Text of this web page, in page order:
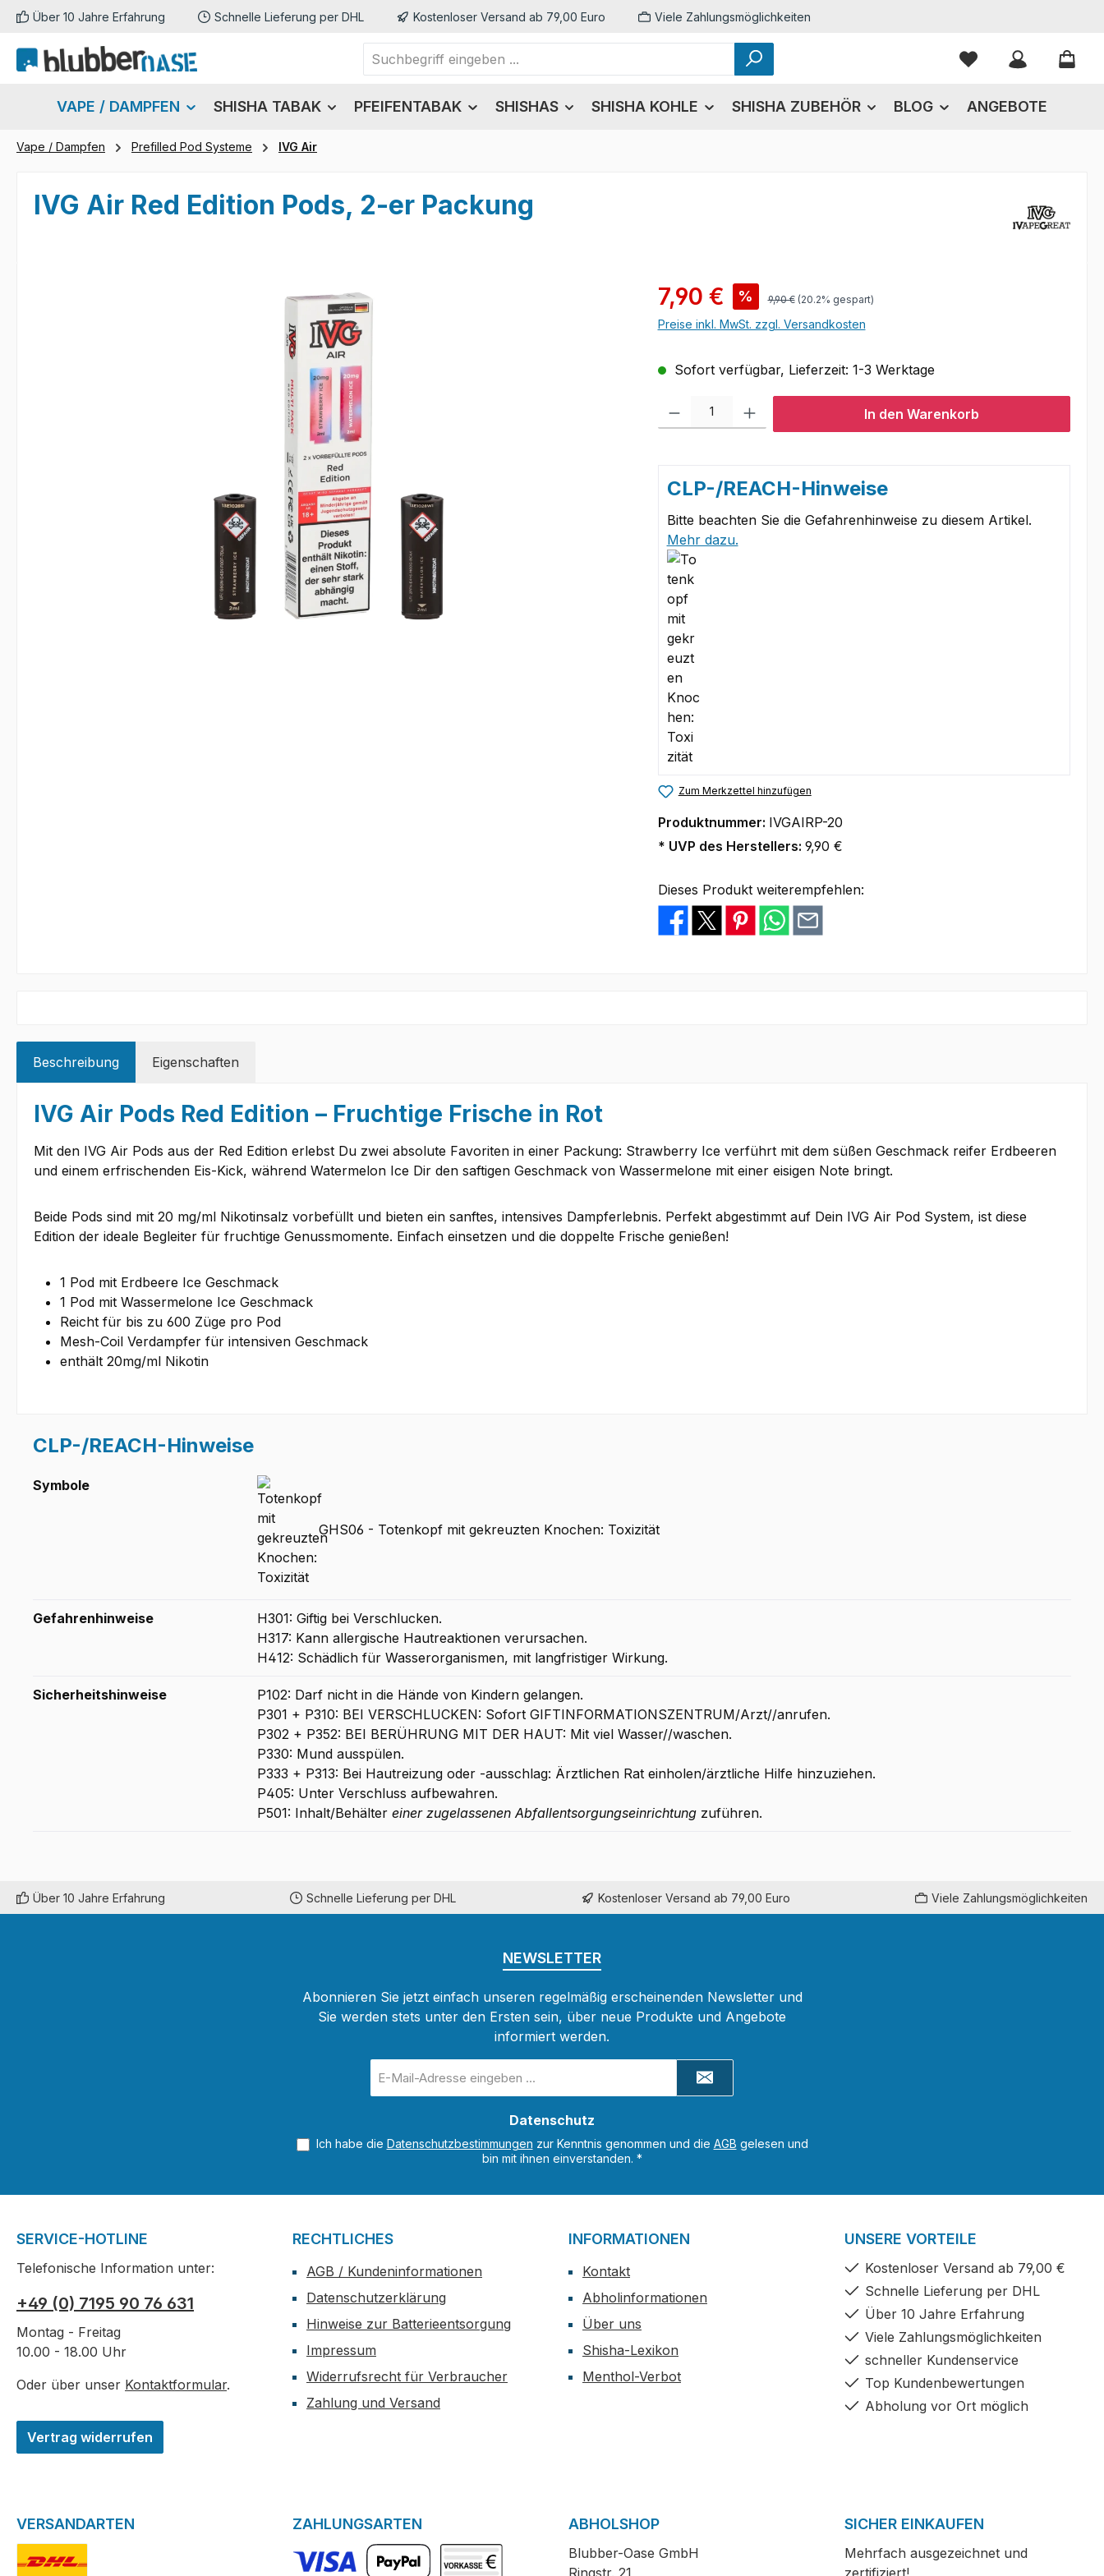
Hauptinhalt springen
Zur Suche springen
Zur Hauptnavigation springen
Über 10 Jahre Erfahrung Schnelle Lieferung per DHL Kostenloser Versand ab 79,00 Euro Viele Zahlungsmöglichkeiten
Du hast 0
VAPE / DAMPFEN SHISHA TABAK PFEIFENTABAK SHISHAS SHISHA KOHLE SHISHA ZUBEHÖR BLOG ANGEBOTE
Vape / Dampfen Prefilled Pod Systeme IVG Air
IVG Air Red Edition Pods, 2-er Packung
Verkaufspreis:
7,90 € % Regulärer Preis:
9,90 € (20.2% gespart)
Preise inkl. MwSt. zzgl. Versandkosten
Sofort verfügbar, Lieferzeit: 1-3 Werktage
Produkt Anzahl: Gib den gewünschten Wert ein oder benutze die Schaltflächen
In den Warenkorb
CLP-/REACH-Hinweise
Bitte beachten Sie die Gefahrenhinweise zu diesem Artikel.
Mehr dazu.
Zum Merkzettel hinzufügen
Produktnummer: IVGAIRP-20
* UVP des Herstellers: 9,90 €
Dieses Produkt weiterempfehlen:
Beschreibung Eigenschaften
IVG Air Pods Red Edition – Fruchtige Frische in Rot
Mit den IVG Air Pods aus der Red Edition erlebst Du zwei absolute Favoriten in einer Packung: Strawberry Ice verführt mit dem süßen Geschmack reifer Erdbeeren
und einem erfrischenden Eis-Kick, während Watermelon Ice Dir den saftigen Geschmack von Wassermelone mit einer eisigen Note bringt.
Beide Pods sind mit 20 mg/ml Nikotinsalz vorbefüllt und bieten ein sanftes, intensives Dampferlebnis. Perfekt abgestimmt auf Dein IVG Air Pod System, ist diese
Edition der ideale Begleiter für fruchtige Genussmomente. Einfach einsetzen und die doppelte Frische genießen!
1 Pod mit Erdbeere Ice Geschmack
1 Pod mit Wassermelone Ice Geschmack
Reicht für bis zu 600 Züge pro Pod
Mesh-Coil Verdampfer für intensiven Geschmack
enthält 20mg/ml Nikotin
CLP-/REACH-Hinweise
Symbole
GHS06 - Totenkopf mit gekreuzten Knochen: Toxizität
Gefahrenhinweise
H301: Giftig bei Verschlucken.
H317: Kann allergische Hautreaktionen verursachen.
H412: Schädlich für Wasserorganismen, mit langfristiger Wirkung.
Sicherheitshinweise
P102: Darf nicht in die Hände von Kindern gelangen.
P301 + P310: BEI VERSCHLUCKEN: Sofort GIFTINFORMATIONSZENTRUM/Arzt//anrufen.
P302 + P352: BEI BERÜHRUNG MIT DER HAUT: Mit viel Wasser//waschen.
P330: Mund ausspülen.
P333 + P313: Bei Hautreizung oder -ausschlag: Ärztlichen Rat einholen/ärztliche Hilfe hinzuziehen.
P405: Unter Verschluss aufbewahren.
P501: Inhalt/Behälter einer zugelassenen Abfallentsorgungseinrichtungzuführen.
Über 10 Jahre Erfahrung Schnelle Lieferung per DHL Kostenloser Versand ab 79,00 Euro Viele Zahlungsmöglichkeiten
NEWSLETTER
Abonnieren Sie jetzt einfach unseren regelmäßig erscheinenden Newsletter und
Sie werden stets unter den Ersten sein, über neue Produkte und Angebote
informiert werden.
Mail-
Datenschutz
Ich habe die Datenschutzbestimmungen zur Kenntnis genommen und die AGB gelesen und
bin mit ihnen einverstanden. *
SERVICE-HOTLINE
Telefonische Information unter:
+49 (0) 7195 90 76 631
Montag - Freitag
10.00 - 18.00 Uhr
Oder über unser Kontaktformular.
Vertrag widerrufen
RECHTLICHES
AGB / Kundeninformationen
Datenschutzerklärung
Hinweise zur Batterieentsorgung
Impressum
Widerrufsrecht für Verbraucher
Zahlung und Versand
INFORMATIONEN
Kontakt
Abholinformationen
Über uns
Shisha-Lexikon
Menthol-Verbot
UNSERE VORTEILE
Kostenloser Versand ab 79,00 €
Schnelle Lieferung per DHL
Über 10 Jahre Erfahrung
Viele Zahlungsmöglichkeiten
schneller Kundenservice
Top Kundenbewertungen
Abholung vor Ort möglich
VERSANDARTEN ZAHLUNGSARTEN ABHOLSHOP
Blubber-Oase GmbH
SICHER EINKAUFEN
Mehrfach ausgezeichnet und